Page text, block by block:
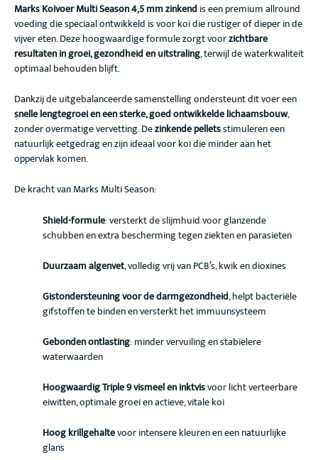
Marks Koivoer Multi Season 4,5 mm zinkendis een premium allround
voeding die speciaal ontwikkeld is voor koi die rustiger of dieper in de
vijver eten. Deze hoogwaardige formule zorgt voorzichtbare
resultaten in groei, gezondheid en uitstraling, terwijl de waterkwaliteit
optimaal behouden blijft.
Dankzij de uitgebalanceerde samenstelling ondersteunt dit voer een
snelle lengtegroei en een sterke, goed ontwikkelde lichaamsbouw,
zonder overmatige vervetting. Dezinkende pelletsstimuleren een
natuurlijk eetgedrag en zijn ideaal voor koi die minder aan het
oppervlak komen.
De kracht van Marks Multi Season:
Shield-formule: versterkt de slijmhuid voor glanzende
schubben en extra bescherming tegen ziekten en parasieten
Duurzaam algenvet, volledig vrij van PCB’s, kwik en dioxines
Gistondersteuning voor de darmgezondheid, helpt bacteriële
gifstoffen te binden en versterkt het immuunsysteem
Gebonden ontlasting: minder vervuiling en stabielere
waterwaarden
Hoogwaardig Triple 9 vismeel en inktvisvoor licht verteerbare
eiwitten, optimale groei en actieve, vitale koi
Hoog krillgehaltevoor intensere kleuren en een natuurlijke
glans